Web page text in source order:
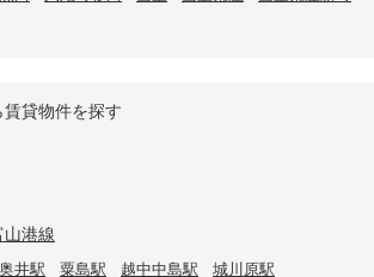
貸物件を探す
港線
井駅 粟島駅 越中中島駅
城川原駅